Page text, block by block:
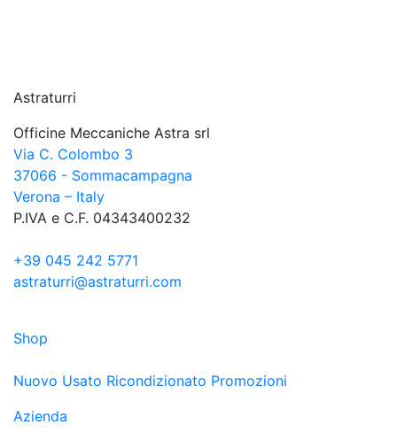
Astraturri
Officine Meccaniche Astra srl
Via C. Colombo 3
37066 - Sommacampagna
Verona – Italy
P.IVA e C.F. 04343400232
+39 045 242 5771
astraturri@astraturri.com
Shop
Nuovo Usato Ricondizionato Promozioni
Azienda